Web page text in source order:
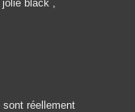
black ,
réellement